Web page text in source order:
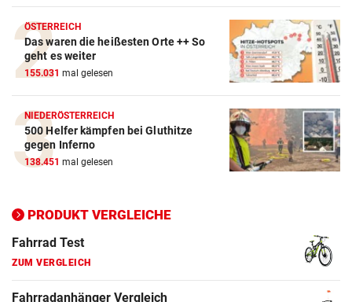
ÖSTERREICH
Das waren die heißesten Orte ++ So
geht es weiter
155.031 mal gelesen
NIEDERÖSTERREICH
500 Helfer kämpfen bei Gluthitze
gegen Inferno
138.451 mal gelesen
PRODUKT VERGLEICHE
Crosstrainer Vergleich
ZUM VERGLEICH
E-Bike Vergleich
ZUM VERGLEICH
Elektro-Scooter Vergleich
ZUM VERGLEICH
ZUM VERGLEICH
Fahrrad Test
ZUM VERGLEICH
Fahrradanhänger Vergleich